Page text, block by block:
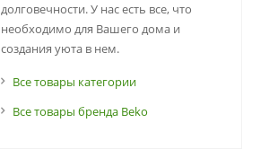
долговечности. У нас есть все, что
необходимо для Вашего дома и
создания уюта в нем.
Все товары категории
Все товары бренда Beko